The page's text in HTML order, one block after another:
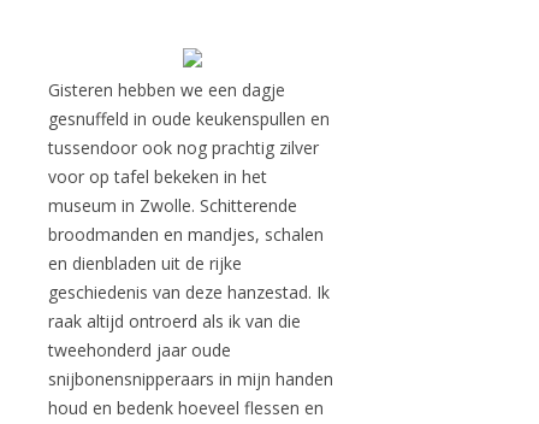
Gisteren hebben we een dagje
gesnuffeld in oude keukenspullen en
tussendoor ook nog prachtig zilver
voor op tafel bekeken in het
museum in Zwolle. Schitterende
broodmanden en mandjes, schalen
en dienbladen uit de rijke
geschiedenis van deze hanzestad. Ik
raak altijd ontroerd als ik van die
tweehonderd jaar oude
snijbonensnipperaars in mijn handen
houd en bedenk hoeveel flessen en